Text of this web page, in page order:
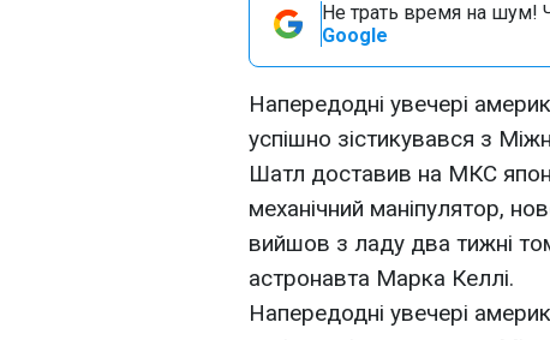
Не трать время на шум!
Google
Напередодні увечері
успішно зістикувався з
Шатл доставив на МКС
механічний маніпулятор,
вийшов з ладу два тижні
астронавта Марка Келлі.
Напередодні увечері